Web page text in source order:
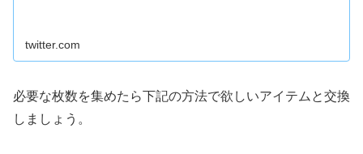
twitter.com
必要な枚数を集めたら下記の方法で欲しいアイテムと交換
しましょう。